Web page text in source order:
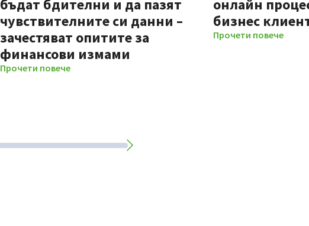
бъдат бдителни и да пазят
чувствителните си данни –
зачестяват опитите за
финансови измами
Прочети повече
онлайн
бизнес
Прочети повече